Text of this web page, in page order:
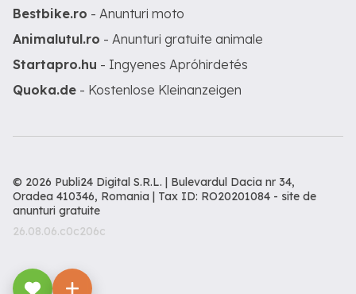
Bestbike.ro - Anunturi moto
Animalutul.ro - Anunturi gratuite animale
Startapro.hu - Ingyenes Apróhirdetés
Quoka.de - Kostenlose Kleinanzeigen
© 2026 Publi24 Digital S.R.L. | Bulevardul Dacia nr 34,
Oradea 410346, Romania | Tax ID: RO20201084 - site de
anunturi gratuite
26.08.06.c0c206c